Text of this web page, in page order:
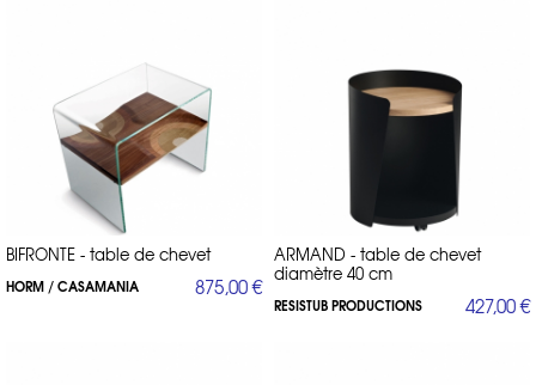
BIFRONTE - table de chevet
HORM / CASAMANIA 875,00 €
ARMAND - table de chevet
diamètre 40 cm
RESISTUB PRODUCTIONS 427,00 €